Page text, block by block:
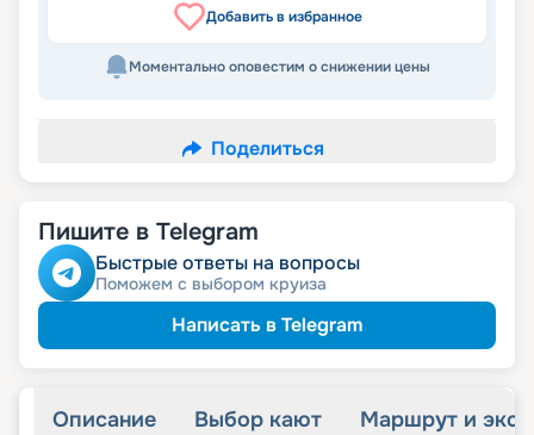
Добавить в избранное
Моментально оповестим о снижении цены
Поделиться
Пишите в Telegram
Быстрые ответы на вопросы
Поможем с выбором круиза
Написать в Telegram
Описание Выбор кают Маршрут и